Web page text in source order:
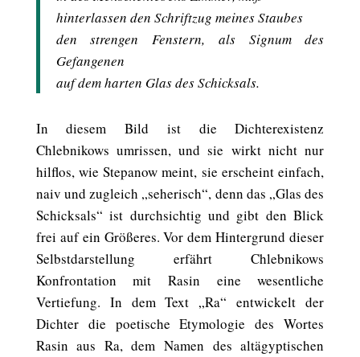
hinterlassen den Schriftzug meines Staubes
den strengen Fenstern, als Signum des
Gefangenen
auf dem harten Glas des Schicksals.
In diesem Bild ist die Dichterexistenz
Chlebnikows umrissen, und sie wirkt nicht nur
hilflos, wie Stepanow meint, sie erscheint einfach,
naiv und zugleich „seherisch“, denn das „Glas des
Schicksals“ ist durchsichtig und gibt den Blick
frei auf ein Größeres. Vor dem Hintergrund dieser
Selbstdarstellung erfährt Chlebnikows
Konfrontation mit Rasin eine wesentliche
Vertiefung. In dem Text „Ra“ entwickelt der
Dichter die poetische Etymologie des Wortes
Rasin aus Ra, dem Namen des altägyptischen